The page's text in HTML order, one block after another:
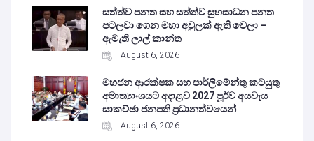
සත්ත්ව පනත සහ සත්ත්ව සුභසාධන පනත
පටලවා ගෙන මහා අවුලක් ඇති වෙලා –
ඇමැති ලාල් කාන්ත
August 6, 2026
මහජන ආරක්ෂක සහ පාර්ලිමේන්තු කටයුතු
අමාත්‍යාංශයට අදාළව 2027 පූර්ව අයවැය
සාකච්ඡා ජනපති ප්‍රධානත්වයෙන්
August 6, 2026